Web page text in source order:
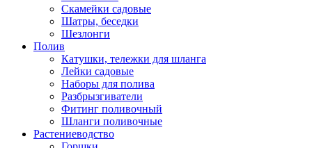
Скамейки садовые
Шатры, беседки
Шезлонги
Полив
Катушки, тележки для шланга
Лейки садовые
Наборы для полива
Разбрызгиватели
Фитинг поливочный
Шланги поливочные
Растениеводство